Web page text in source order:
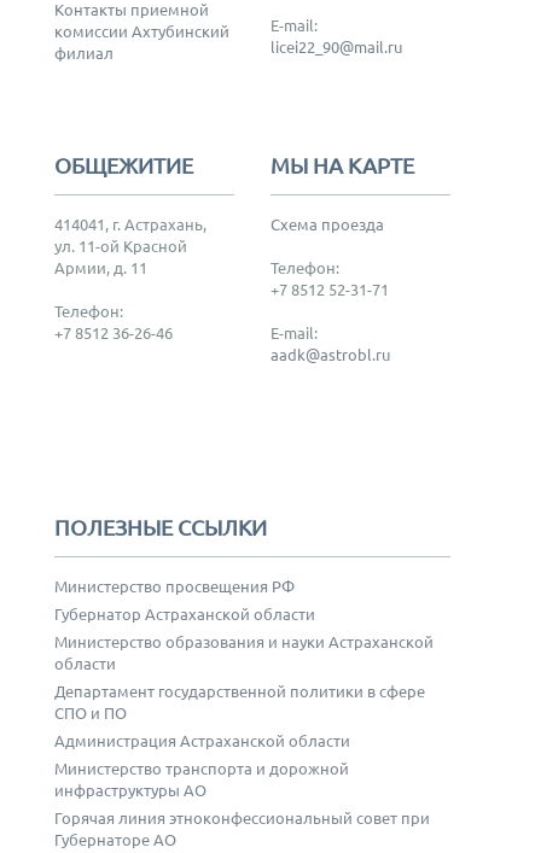
Контакты приемной
комиссии Ахтубинский
филиал
E-mail:
licei22_90@mail.ru
ОБЩЕЖИТИЕ
414041, г. Астрахань,
ул. 11-ой Красной
Армии, д. 11
Телефон:
+7 8512 36-26-46
МЫ НА КАРТЕ
Схема проезда
Телефон:
+7 8512 52-31-71
E-mail:
aadk@astrobl.ru
ПОЛЕЗНЫЕ ССЫЛКИ
Министерство просвещения РФ
Губернатор Астраханской области
Министерство образования и науки Астраханской
области
Департамент государственной политики в сфере
СПО и ПО
Администрация Астраханской области
Министерство транспорта и дорожной
инфраструктуры АО
Горячая линия этноконфессиональный совет при
Губернаторе АО